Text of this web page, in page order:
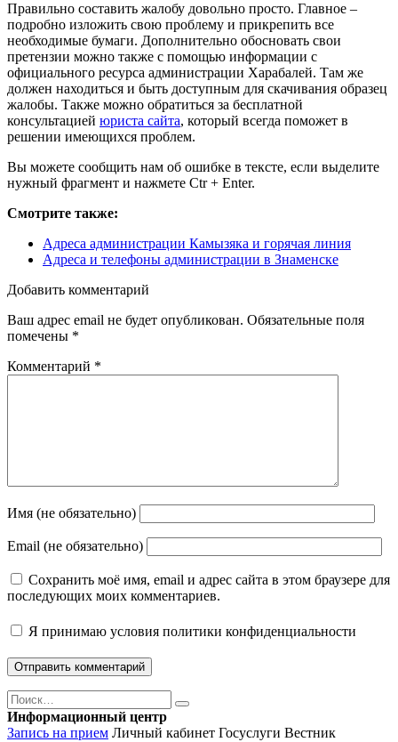
Правильно составить жалобу довольно просто. Главное –
подробно изложить свою проблему и прикрепить все
необходимые бумаги. Дополнительно обосновать свои
претензии можно также с помощью информации с
официального ресурса администрации Харабалей. Там же
должен находиться и быть доступным для скачивания образец
жалобы. Также можно обратиться за бесплатной
консультацией юриста сайта, который всегда поможет в
решении имеющихся проблем.
Вы можете сообщить нам об ошибке в тексте, если выделите
нужный фрагмент и нажмете Ctr + Enter.
Смотрите также:
Адреса администрации Камызяка и горячая линия
Адреса и телефоны администрации в Знаменске
Добавить комментарий
Ваш адрес email не будет опубликован. Обязательные поля
помечены *
Комментарий *
Имя (не обязательно)
Email (не обязательно)
Сохранить моё имя, email и адрес сайта в этом браузере для
последующих моих комментариев.
Я принимаю условия политики конфиденциальности
Поиск
Найти
Информационный центр
Запись на прием Личный кабинет Госуслуги Вестник